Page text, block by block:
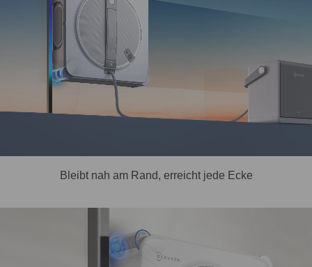
Bleibt nah am Rand, erreicht jede Ecke